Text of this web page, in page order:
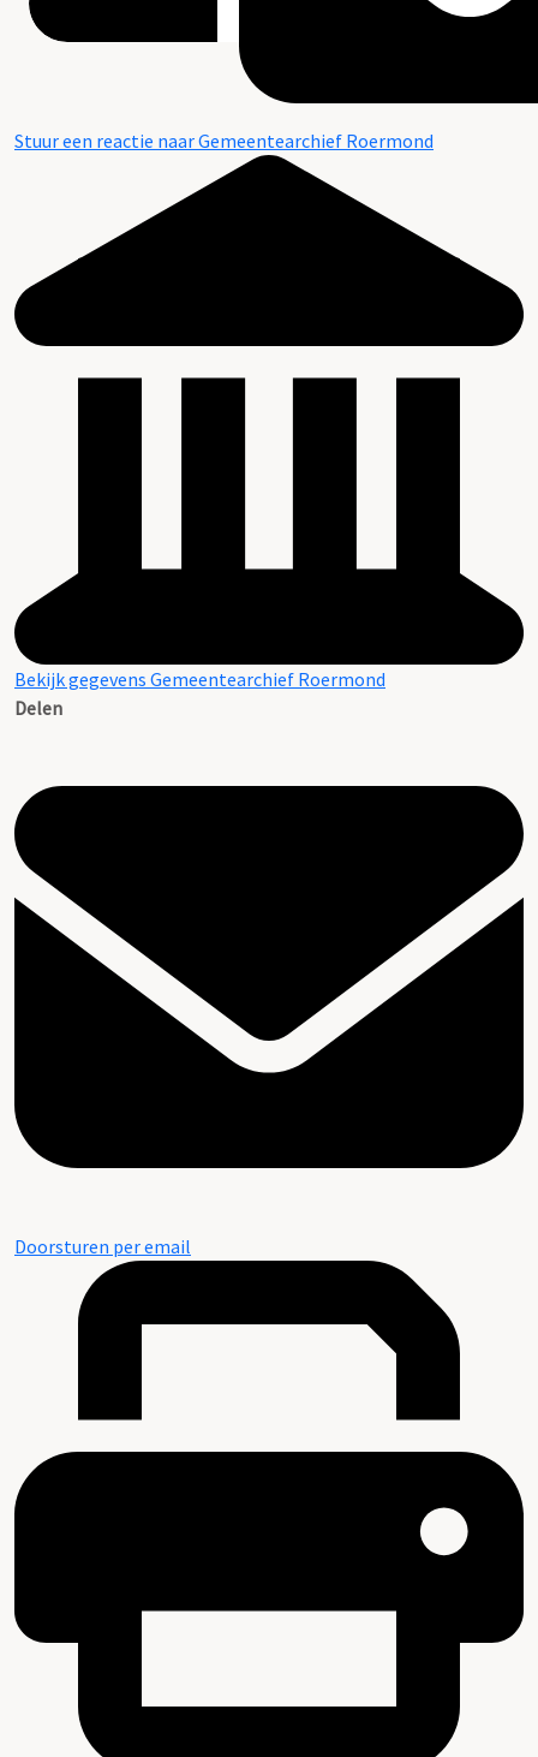
Stuur een reactie naar Gemeentearchief Roermond
Bekijk gegevens Gemeentearchief Roermond
Delen
Doorsturen per email